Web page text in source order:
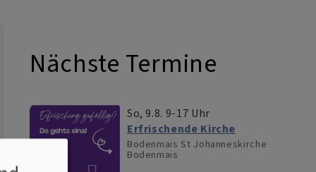
Nächste Termine
So, 9.8. 9-17 Uhr
Erfrischende Kirche
Bodenmais St Johanneskirche
Bodenmais